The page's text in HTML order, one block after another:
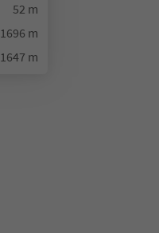
52 m
1696 m
1647 m